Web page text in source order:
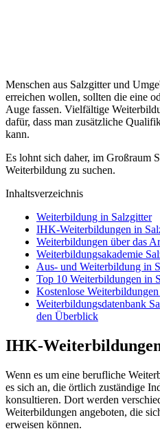
Menschen aus Salzgitter und
erreichen wollen, sollten die eine
Auge fassen. Vielfältige
dafür, dass man zusätzliche
kann.
Es lohnt sich daher, im Großraum
Weiterbildung zu suchen.
Inhaltsverzeichnis
Weiterbildung in Salzgitter
IHK-Weiterbildungen in
Weiterbildungen über das
Weiterbildungsakademie
Aus- und Weiterbildung in
Top 10 Weiterbildungen in
Kostenlose
Weiterbildungsdatenbank
den Überblick
IHK-
Wenn es um eine berufliche
es sich an, die örtlich zuständige
konsultieren. Dort werden
Weiterbildungen angeboten, die
erweisen können.